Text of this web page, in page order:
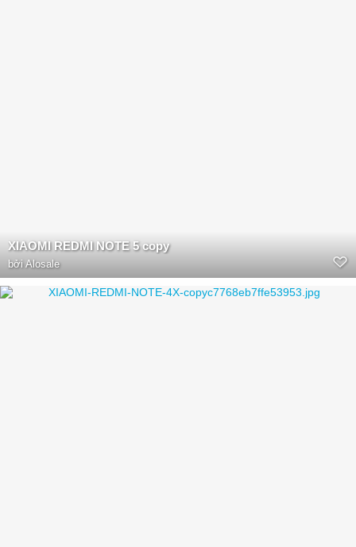
XIAOMI REDMI NOTE 5 copy
bởiAlosale